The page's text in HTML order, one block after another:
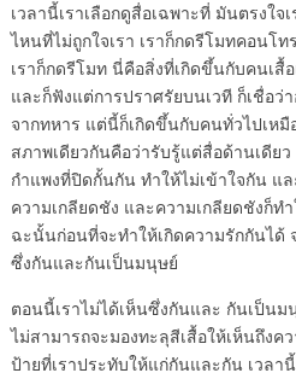
เวลานี้เราเลือกดูสื่อเฉพาะที่ มันตรงใ
ไหนที่ไม่ถูกใจเรา เราก็กดรีโมทคอนโ
เราก็กดรีโมท นี่คือสิ่งที่เกิดขึ้นกับคนเสื้
และก็ฟังแต่การปราศรัยบนเวที ก็เชื่อว่
จากทหาร แต่นี้ก็เกิดขึ้นกับคนทั่วไปเห
สภาพเดียวกันคือว่ารับรู้แต่สื่อด้านเดีย
กำแพงที่ปิดกั้นกัน ทำให้ไม่เข้าใจกัน แ
ความเกลียดชัง และความเกลียดชังก็ท
ฉะนั้นก่อนที่จะทำให้เกิดความรักกันได้
ซึ่งกันและกันเป็นมนุษย์
ตอนนี้เราไม่ได้เห็นซึ่งกันและ กันเป็นม
ไม่สามารถจะมองทะลุสีเสื้อให้เห็นถึงค
ป้ายที่เราประทับให้แก่กันและกัน เวล